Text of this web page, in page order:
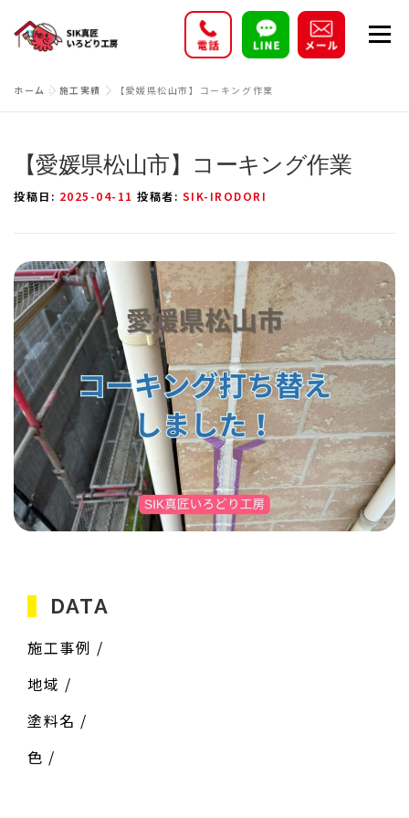
ン
ン
ッ
メニ
施工実績 事業内容 プラン・価格
お客様の声 新着情報 会社概要 採用情報
ホーム » 施工実績 » 【愛媛県松山市】コーキング作業
【愛媛県松山市】コーキング作業
投稿日: 2025-04-11 投稿者: SIK-IRODORI
DATA
施工事例 /
地域 /
塗料名 /
色 /